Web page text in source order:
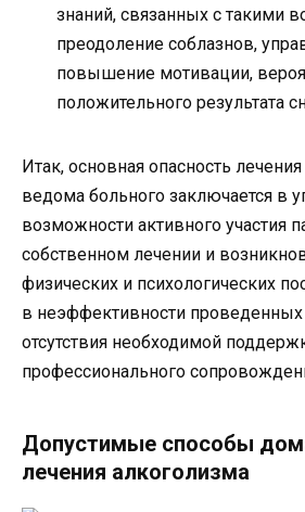
знаний, связанных с такими
преодоление соблазнов,
повышение мотивации,
положительного результата
Итак, основная опасность
ведома больного заключается в
возможности активного участия
собственном лечении и
физических и психологических
в неэффективности
отсутствия необходимой
профессионального
Допустимые способы
лечения алкоголизма